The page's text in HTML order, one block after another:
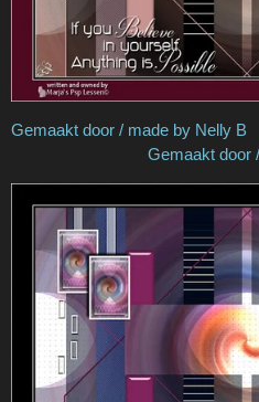
Gemaakt door /
Gemaakt door /